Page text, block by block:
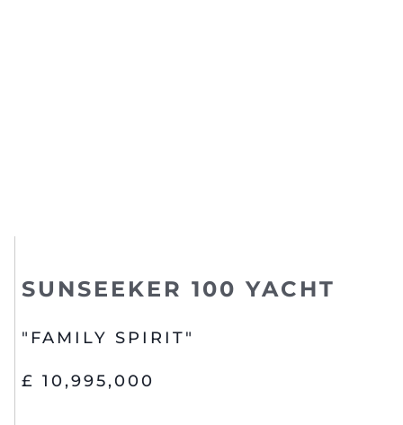
SUNSEEKER 100 YACHT
"FAMILY SPIRIT"
£ 10,995,000